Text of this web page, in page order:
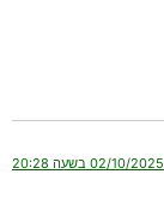
02/10/2025 בשעה 20:28